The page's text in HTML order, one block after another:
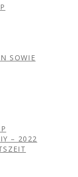
SOWIE
– 2022